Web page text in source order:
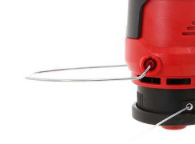
Motofaucheuses
Motopompes pour
Moulins à céréales
Moulins à farine
Nettoyeurs et Balais à
FIAC